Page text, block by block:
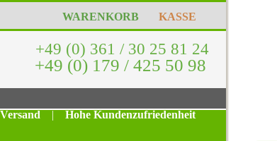
WARENKORB KASSE
+49 (0) 361 / 30 25 81 24
+49 (0) 179 / 425 50 98
|
Hohe Kundenzufriedenheit